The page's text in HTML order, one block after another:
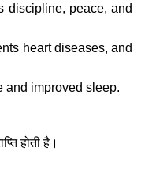
discipline, peace, and
heart diseases, and
and improved sleep.
होती है।